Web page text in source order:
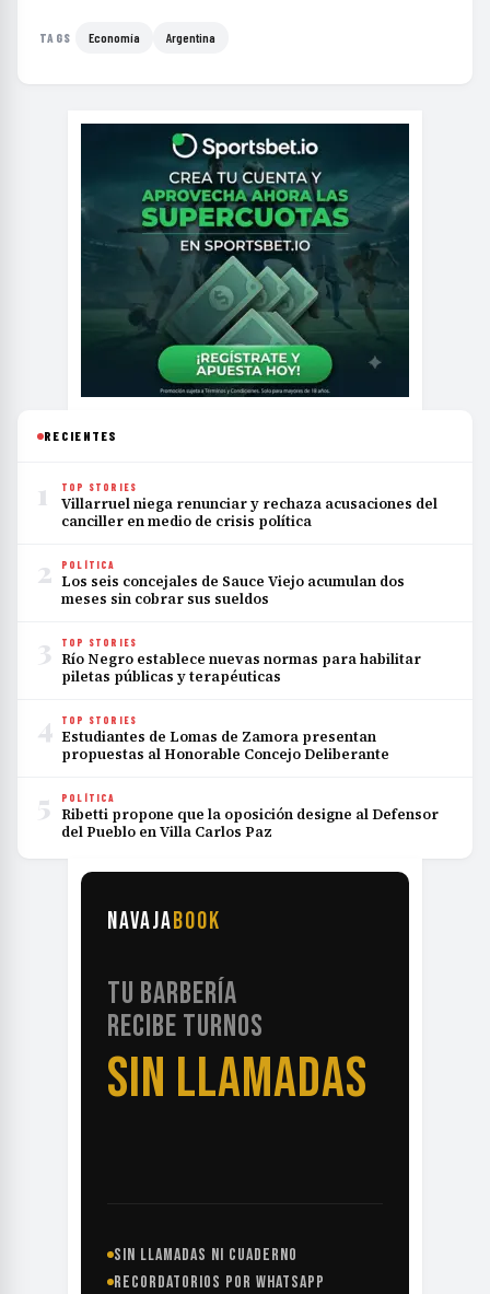
TAGS Economía Argentina
RECIENTES
1 TOP STORIES
Villarruel niega renunciar y rechaza acusaciones del
canciller en medio de crisis política
2 POLÍTICA
Los seis concejales de Sauce Viejo acumulan dos
meses sin cobrar sus sueldos
3 TOP STORIES
Río Negro establece nuevas normas para habilitar
piletas públicas y terapéuticas
4 TOP STORIES
Estudiantes de Lomas de Zamora presentan
propuestas al Honorable Concejo Deliberante
5 POLÍTICA
Ribetti propone que la oposición designe al Defensor
del Pueblo en Villa Carlos Paz
NAVAJABOOK
TU BARBERÍA
RECIBE TURNOS
SIN LLAMADAS
SIN LLAMADAS NI CUADERNO
RECORDATORIOS POR WHATSAPP